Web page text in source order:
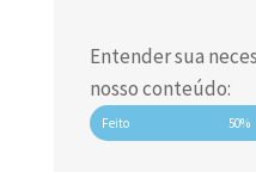
Entender sua
nosso conteúdo:
Feito 50%